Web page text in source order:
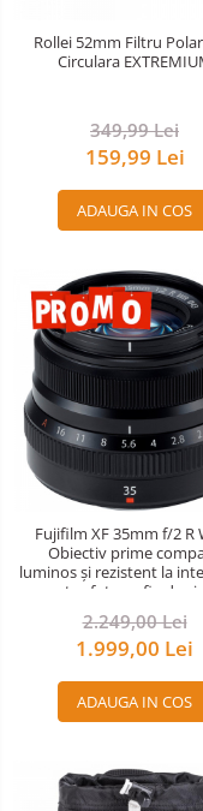
Ocular
Accesorii diverse
Rollei 52mm Filtru
Circulara
349,99 Lei
159,99 Lei
ADAUGA IN COS
Fujifilm XF 35mm f/2 R
Obiectiv prime
luminos și rezistent la
pentru fotografie de zi
2.249,00 Lei
1.999,00 Lei
ADAUGA IN COS